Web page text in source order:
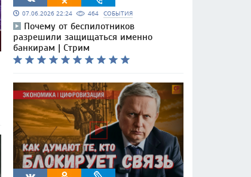
07.06.2026 22:24 464 СОБЫТИЯ
Почему от беспилотников
разрешили защищаться именно
банкирам | Стрим